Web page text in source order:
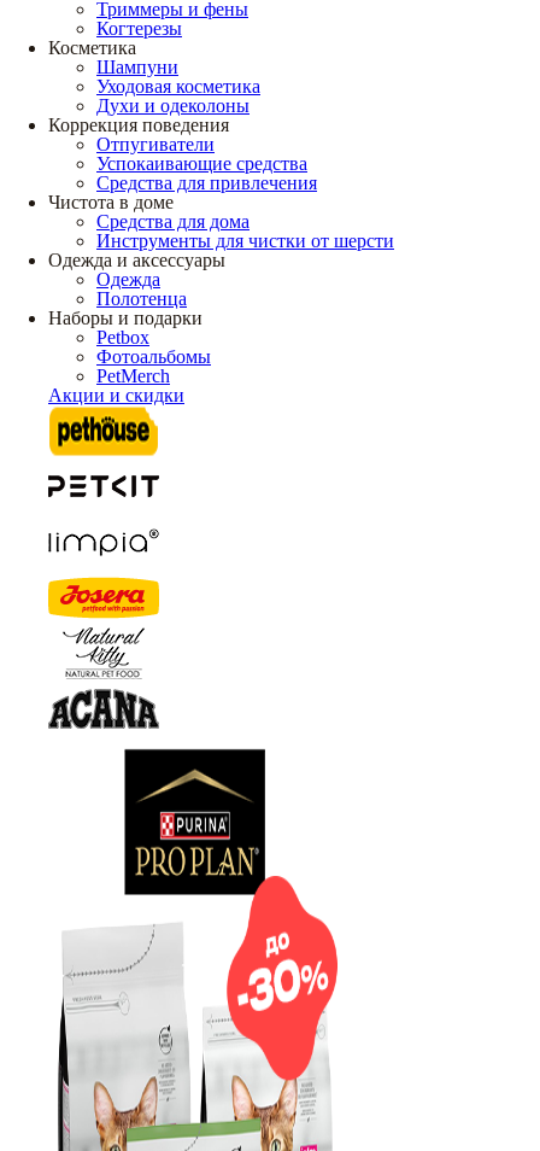
Триммеры и фены
Когтерезы
Косметика
Шампуни
Уходовая косметика
Духи и одеколоны
Коррекция поведения
Отпугиватели
Успокаивающие средства
Средства для привлечения
Чистота в доме
Средства для дома
Инструменты для чистки от шерсти
Одежда и аксессуары
Одежда
Полотенца
Наборы и подарки
Petbox
Фотоальбомы
PetMerch
Акции и скидки